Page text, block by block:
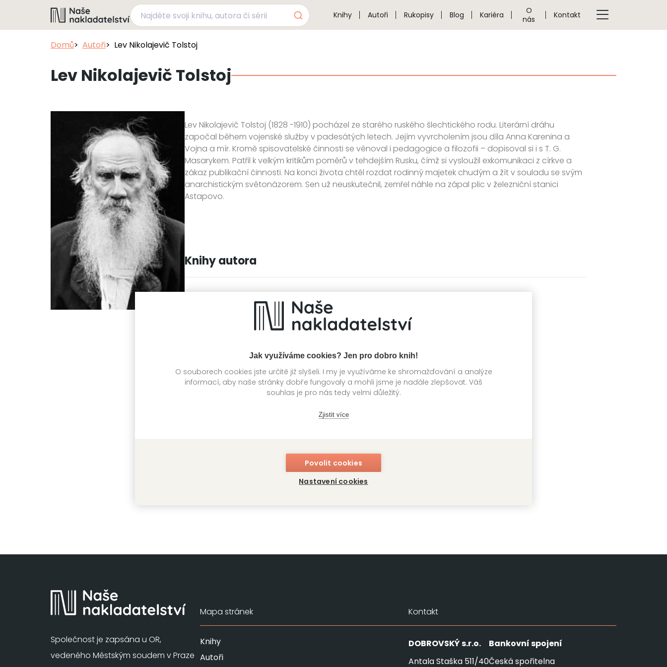
Jak využíváme cookies? Jen pro dobro knih!
O souborech cookies jste určitě již slyšeli. I my je využíváme ke shromažďování a analýze
informací, aby naše stránky dobře fungovaly a mohli jsme je nadále zlepšovat. Váš
souhlas je pro nás tedy velmi důležitý.
Zjistit více
Povolit cookies
Nastavení cookies
Knihy Autoři Rukopisy Blog Kariéra
O
nás
Kontakt
Domů Autoři Lev Nikolajevič Tolstoj
Lev Nikolajevič Tolstoj
Lev Nikolajevič Tolstoj (1828 -1910) pocházel ze starého ruského šlechtického rodu. Literární dráhu
započal během vojenské služby v padesátých letech. Jejím vyvrcholením jsou díla Anna Karenina a
Vojna a mír. Kromě spisovatelské činnosti se věnoval i pedagogice a filozofii – dopisoval si i s T. G.
Masarykem. Patřil k velkým kritikům poměrů v tehdejším Rusku, čímž si vysloužil exkomunikaci z církve a
zákaz publikační činnosti. Na konci života chtěl rozdat rodinný majetek chudým a žít v souladu se svým
anarchistickým světonázorem. Sen už neuskutečnil, zemřel náhle na zápal plic v železniční stanici
Astapovo.
Knihy autora
Společnost je zapsána u OR,
vedeného Městským soudem v Praze
Mapa stránek
Knihy
Autoři
Kontakt
DOBROVSKÝs.r.o.
Antala Staška 511/40
Bankovní spojení
Česká spořitelna